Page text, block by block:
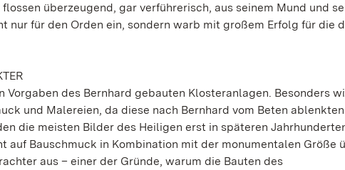
überzeugend, gar verführerisch, aus seinem Mund und
nur für den Orden ein, sondern warb mit großem Erfolg für die
des Bernhard gebauten Klosteranlagen. Besonders
und Malereien, da diese nach Bernhard vom Beten
die meisten Bilder des Heiligen erst in späteren
Bauschmuck in Kombination mit der monumentalen Größe
aus – einer der Gründe, warum die Bauten des